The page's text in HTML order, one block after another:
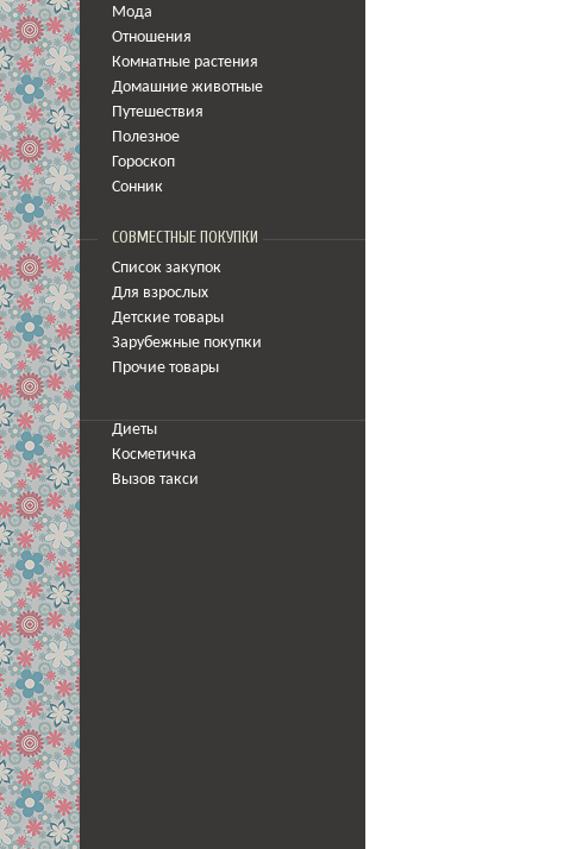
Мода
Отношения
Комнатные растения
Домашние животные
Путешествия
Полезное
Гороскоп
Сонник
СОВМЕСТНЫЕ ПОКУПКИ
Список закупок
Для взрослых
Детские товары
Зарубежные покупки
Прочие товары
Диеты
Косметичка
Вызов такси